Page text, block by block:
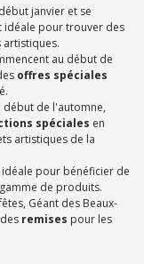
janvier et se
idéale pour trouver des
au début de
offres spéciales
début de l'automne,
spéciales en
artistiques de la
pour bénéficier de
de produits.
Géant des Beaux-
remises pour les